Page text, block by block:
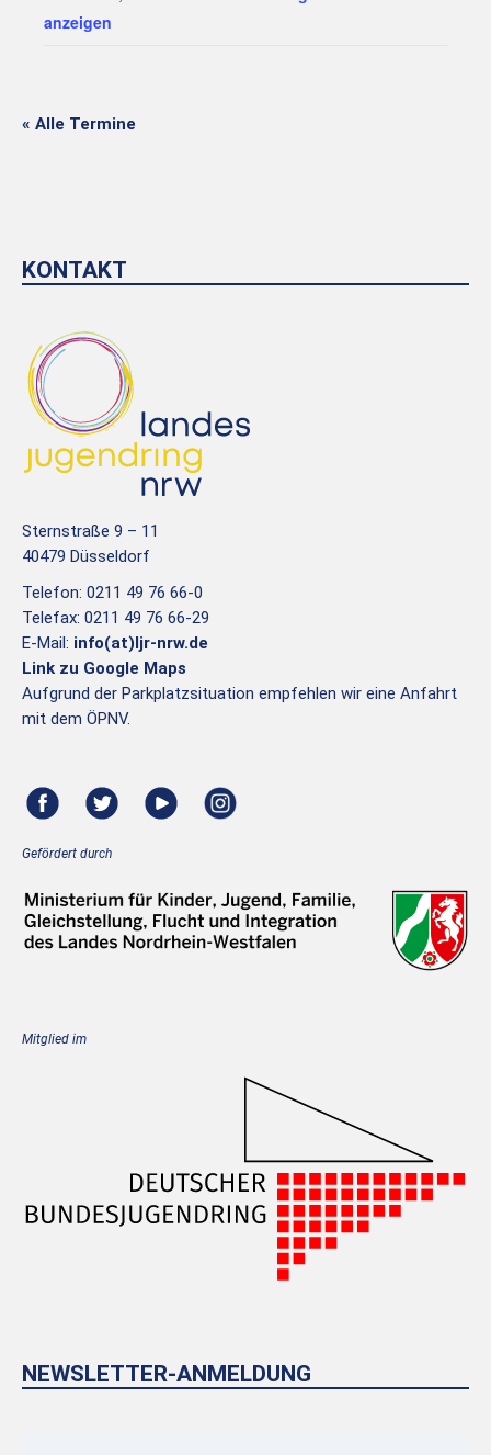
anzeigen
« Alle Termine
KONTAKT
Sternstraße 9 – 11
40479 Düsseldorf
Telefon: 0211 49 76 66-0
Telefax: 0211 49 76 66-29
E-Mail: info(at)ljr-nrw.de
Link zu Google Maps
Aufgrund der Parkplatzsituation empfehlen wir eine Anfahrt
mit dem ÖPNV.
Gefördert durch
Mitglied im
NEWSLETTER-ANMELDUNG